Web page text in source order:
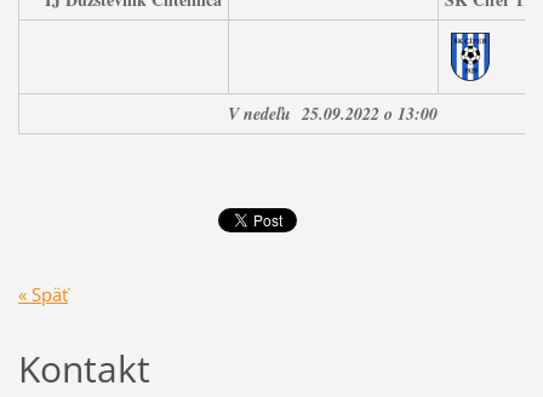
V nedeľu 25.09.2022 o 13:00
« Späť
Kontakt